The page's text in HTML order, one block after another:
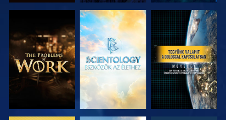
A SOROZAT
RÉSZEI
A SOROZAT
RÉSZEI
MŰSORNÉZÉS